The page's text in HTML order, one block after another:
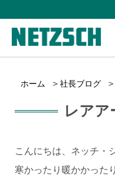
ホーム 社長ブログ
レアア
こんにちは、ネッチ・
寒かったり暖かかった